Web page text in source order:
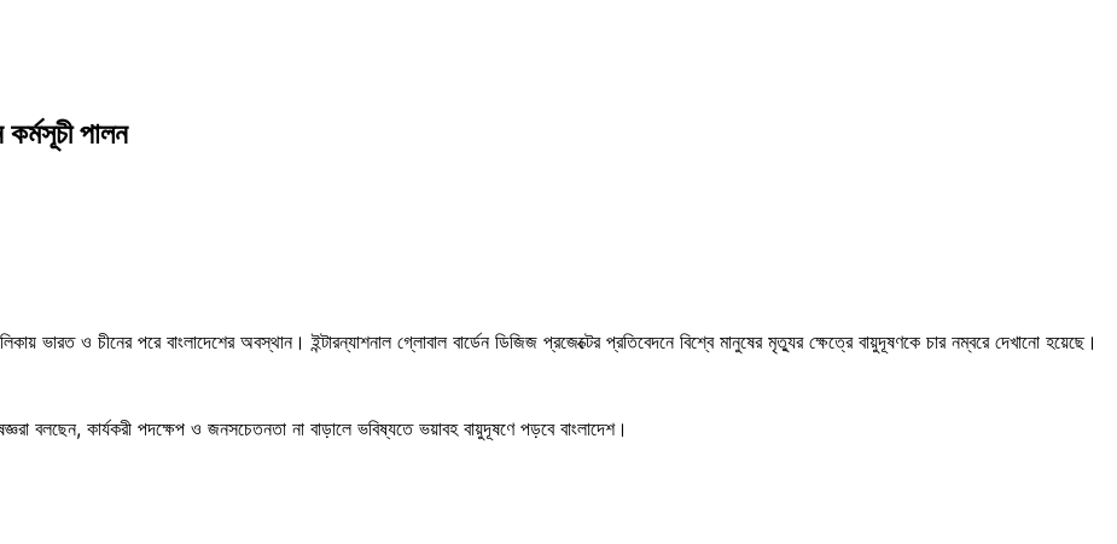
পালন
ভারত ও চীনের পরে বাংলাদেশের অবস্থান। ইন্টারন্যাশনাল গ্লোবাল বার্ডেন ডিজিজ প্রজেক্টের প্রতিবেদনে বিশ্বে মানুষের মৃত্যুর ক্ষেত্রে বায়ুদূষণকে চার নম্বরে দেখানো হয়েছে।
বলছেন, কার্যকরী পদক্ষেপ ও জনসচেতনতা না বাড়ালে ভবিষ্যতে ভয়াবহ বায়ুদূষণে পড়বে বাংলাদেশ।